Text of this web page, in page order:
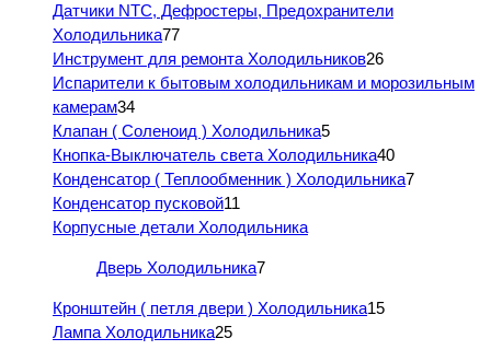
Датчики NTC, Дефростеры, Предохранители
Холодильника77
Инструмент для ремонта Холодильников26
Испарители к бытовым холодильникам и морозильным
камерам34
Клапан ( Соленоид ) Холодильника5
Кнопка-Выключатель света Холодильника40
Конденсатор ( Теплообменник ) Холодильника7
Конденсатор пусковой11
Корпусные детали Холодильника
Дверь Холодильника7
Кронштейн ( петля двери ) Холодильника15
Лампа Холодильника25